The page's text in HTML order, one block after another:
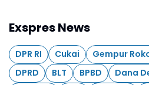
Exspres News
DPR RI Cukai Gempur
DPRD
BLT BPBD Dana